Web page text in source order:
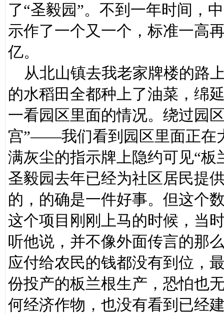
了“圣毅园”。不到一年时间，
示作了一个又一个，标准一高
亿。
从北山镇去我老家牌楼的路
的水稻田全都种上了油菜，绵
一看园区里面的情况。绕过园
宫”——我们看到园区里面正在
满灰尘的指示牌上隐约可见“板
圣毅园去年已经为社区居民提
的，的确是一件好事。但这个
这个项目刚刚上马的时候，当
听他说，并不像外面传言的那
应付给农民的钱都没有到位，
份投产的板兰根生产，恐怕也
何经济作物，也没有看到已经